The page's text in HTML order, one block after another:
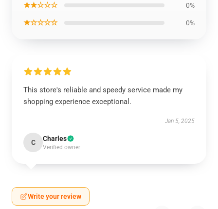
★★☆☆☆ 0%
★☆☆☆☆ 0%
This store's reliable and speedy service made my
shopping experience exceptional.
Jan 5, 2025
C Charles
Verified owner
Write your review